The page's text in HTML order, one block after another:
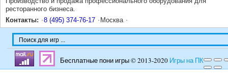
ресторанного бизнеса.
Контакты:
8 (495) 374-76-17 Москва
Бесплатные пони игры © 2013-2020 Игры на ПК